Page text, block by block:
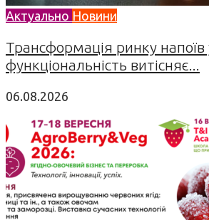
Актуально Новини
Трансформація ринку напоїв
функціональність витісняє...
06.08.2026